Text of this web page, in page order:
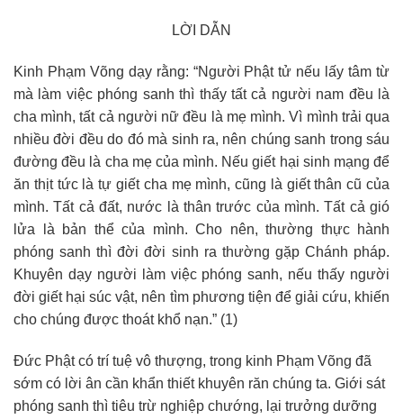
LỜI DẪN
Kinh Phạm Võng dạy rằng: “Người Phật tử nếu lấy tâm từ
mà làm việc phóng sanh thì thấy tất cả người nam đều là
cha mình, tất cả người nữ đều là mẹ mình. Vì mình trải qua
nhiều đời đều do đó mà sinh ra, nên chúng sanh trong sáu
đường đều là cha mẹ của mình. Nếu giết hại sinh mạng để
ăn thịt tức là tự giết cha mẹ mình, cũng là giết thân cũ của
mình. Tất cả đất, nước là thân trước của mình. Tất cả gió
lửa là bản thể của mình. Cho nên, thường thực hành
phóng sanh thì đời đời sinh ra thường gặp Chánh pháp.
Khuyên dạy người làm việc phóng sanh, nếu thấy người
đời giết hại súc vật, nên tìm phương tiện để giải cứu, khiến
cho chúng được thoát khổ nạn.” (1)
Đức Phật có trí tuệ vô thượng, trong kinh Phạm Võng đã
sớm có lời ân cần khẩn thiết khuyên răn chúng ta. Giới sát
phóng sanh thì tiêu trừ nghiệp chướng, lại trưởng dưỡng